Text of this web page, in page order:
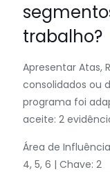
trabalho?
Apresentar Atas,
consolidados ou
programa foi
aceite: 2
Área de Influência
4, 5, 6 | Chave: 2